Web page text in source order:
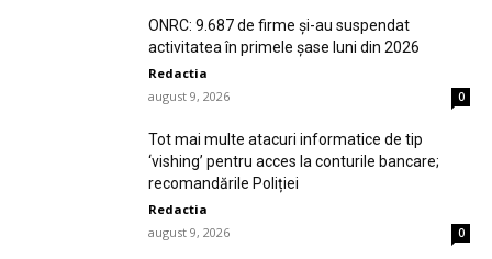
ONRC: 9.687 de firme şi-au suspendat
activitatea în primele şase luni din 2026
Redactia
august 9, 2026
0
Tot mai multe atacuri informatice de tip
‘vishing’ pentru acces la conturile bancare;
recomandările Poliției
Redactia
august 9, 2026
0